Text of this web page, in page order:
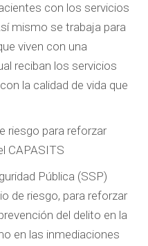
con los servicios
mismo se trabaja para
viven con una
reciban los servicios
la calidad de vida que
riesgo para reforzar
CAPASITS
Pública (SSP)
de riesgo, para reforzar
del delito en la
en las inmediaciones